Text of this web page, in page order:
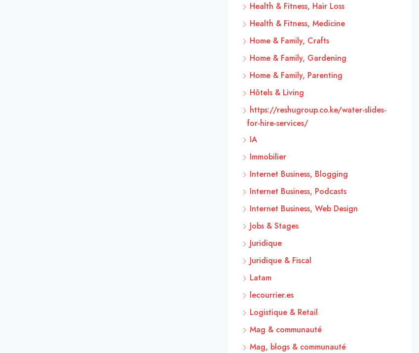
Health & Fitness, Hair Loss
Health & Fitness, Medicine
Home & Family, Crafts
Home & Family, Gardening
Home & Family, Parenting
Hôtels & Living
https://reshugroup.co.ke/water-slides-
for-hire-services/
IA
Immobilier
Internet Business, Blogging
Internet Business, Podcasts
Internet Business, Web Design
Jobs & Stages
Juridique
Juridique & Fiscal
Latam
lecourrier.es
Logistique & Retail
Mag & communauté
Mag, blogs & communauté